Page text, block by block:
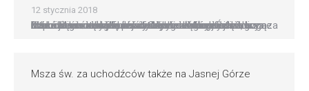
12 stycznia 2018
Kraków: w niedzielę liczne Msze według formularza za uchodźców i wygnańców Godzina Miłosierdzia w intencji uchodźców, modlitwa rodzin z dziećmi, liczne Msze w kościołach parafialnych i zakonnych ? w Krakowie i archidiecezji w najbliższą niedzielę odprawiane będą Eucharystie według specjalnego formularza za uchodźców i wygnańców. Światowy Dzień Migranta i Uchodźcy obchodzony jest w drugą niedzielę…
Msza św. za uchodźców także na Jasnej Górze